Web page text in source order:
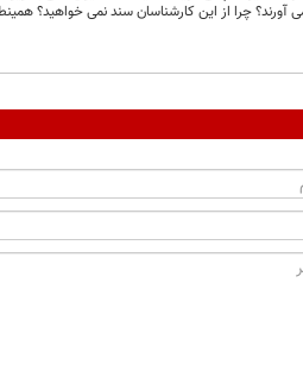
آورند؟ چرا از این کارشناسان سند نمی خواهید؟